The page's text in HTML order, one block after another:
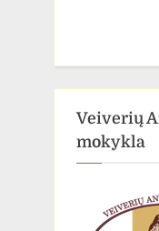
Veiverių
mokykla